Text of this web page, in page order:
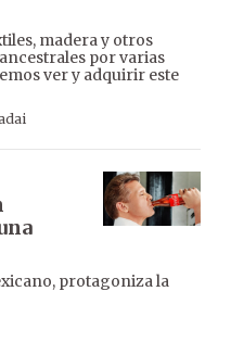
madera y otros
por varias
ver y adquirir este
protagoniza la